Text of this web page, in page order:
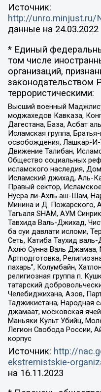
Источник:
http://unro.minjust.ru/
данные на 24.03.2022
* Единый
том числе
организаций,
законодательством
террористическими:
Высший военный
моджахедов Кавказа,
Дагестана, База, Асбат
Исламская группа,
освобождения, Лашкар-И-
Движение Талибан,
Общество социальных
исламского наследия,
Исламский джихад, Аль-
Правый сектор,
Нусра ли-Ахль аш-Шам,
Минина и Д. Пожарского,
Тагьаля SHAM, АУМ
Тавхида Валь-Джихад,
ба суи давлати исломи,
Сеть, Катиба Таухид
Ахлю Сунна Валь Джамаа,
Артподготовка,
пахарь”, Колумбайн,
религиозная группа п.
татарский
Челебиджихана, Азов,
Таджикистана, Народная
джамаат, московская
Маньяки Культ Убийц,
Легион Свобода России,
корпус
Источник: http://
ekstremistskie-
на 16.11.2023